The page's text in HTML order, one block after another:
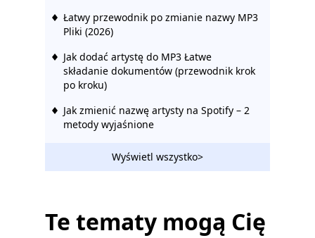
Łatwy przewodnik po zmianie nazwy MP3
Pliki (2026)
Jak dodać artystę do MP3 Łatwe
składanie dokumentów (przewodnik krok
po kroku)
Jak zmienić nazwę artysty na Spotify – 2
metody wyjaśnione
Wyświetl wszystko>
Te tematy mogą Cię